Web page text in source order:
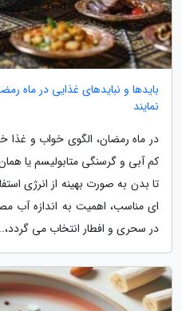
بایدها و نبایدهای غذایی در ماه
نمایند
در ماه رمضان، الگوی خواب و
کم آبی و گرسنگی متابولیسم یا
تا بدن به صورت بهینه از انرژی
ای مناسب، اهمیت به اندازه آب
در سحری و افطار انتخاب می